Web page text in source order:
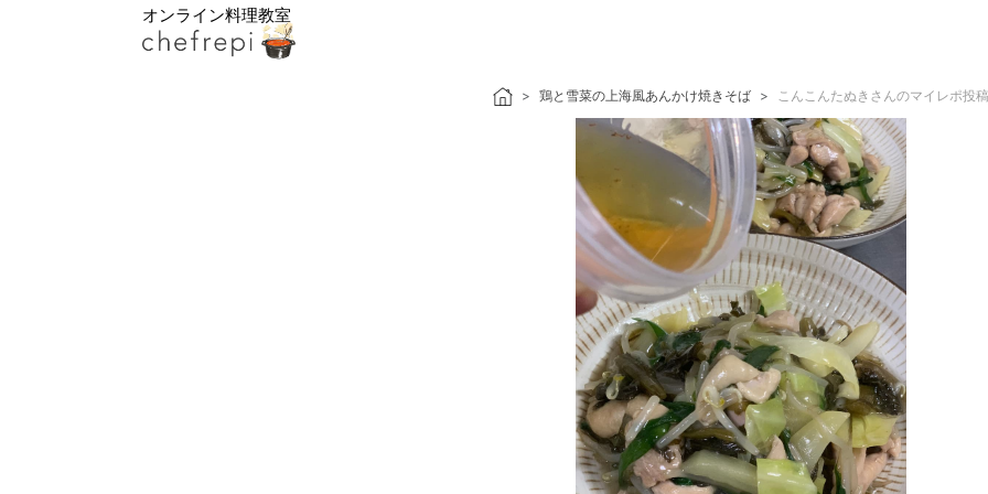
オンライン料理教室
鶏と雪菜の上海風あんかけ焼きそば こんこんたぬきさんのマイレポ投稿